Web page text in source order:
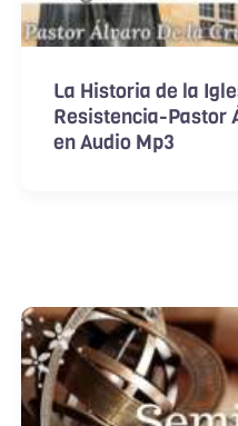
La Historia de la
Resistencia-Pastor
en Audio Mp3